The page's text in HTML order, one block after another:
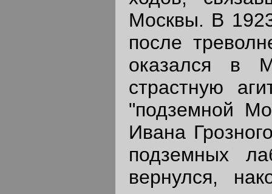
Москвы. В
после
оказался в
страстную
"подземной
Ивана
подземных
вернулся,